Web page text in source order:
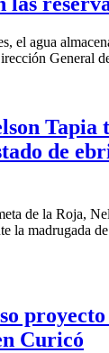
el agua
General
Tapia
de
de la Roja,
la madrugada
proyecto
Curicó